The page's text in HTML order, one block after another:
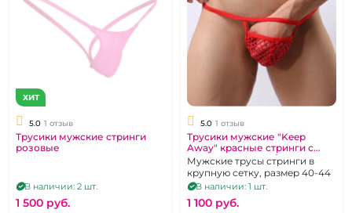
ХИТ
5.0 1 отзыв
Трусики мужские стринги
розовые
В наличии: 2 шт.
1 500 pуб.
5.0 1 отзыв
Трусики мужские "Keep
Away" красные стринги с
круглую сетку XS/M
Мужские трусы стринги в
крупную сетку, размер 40-44
В наличии: 1 шт.
1 100 pуб.